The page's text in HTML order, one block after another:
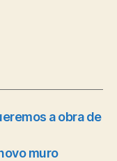
a obra de
muro